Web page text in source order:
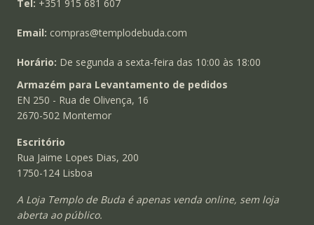
Tel: +351 915 681 607
Email: compras@templodebuda.com
Horário: De segunda a sexta-feira das 10:00 às 18:00
Armazém para Levantamento de pedidos
EN 250 - Rua de Olivença, 16
2670-502 Montemor
Escritório
Rua Jaime Lopes Dias, 200
1750-124 Lisboa
A Loja Templo de Buda é apenas venda online, sem loja
aberta ao público.